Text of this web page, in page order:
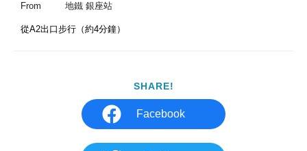
From 地鐵 銀座站
從A2出口步行（約4分鐘）
SHARE!
Facebook